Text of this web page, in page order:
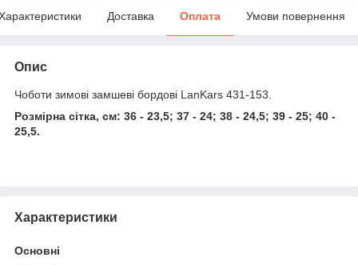
Доставка Оплата Умови повернення
Опис
Чоботи зимові замшеві бордові LanKars 431-153.
Розмірна сітка, см: 36 - 23,5; 37 - 24; 38 - 24,5; 39 - 25; 40 -
25,5.
Характеристики
Основні